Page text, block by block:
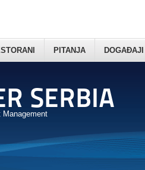
Management
PITANJA DOGAĐAJI